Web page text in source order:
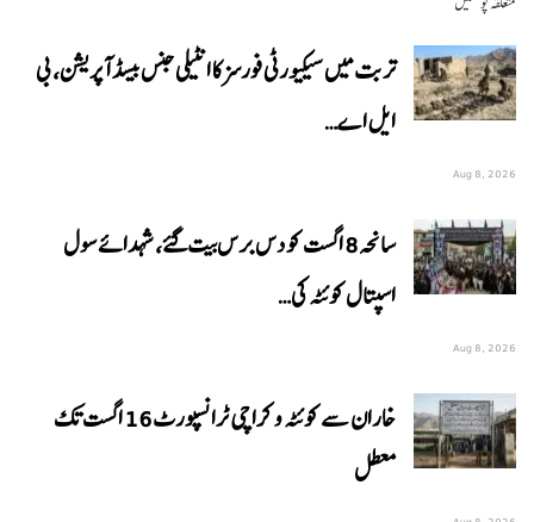
تربت میں سیکیورٹی فورسز کا انٹیلی جنس بیسڈ آپریشن، بی
ایل اے…
Aug 8, 2026
سانحہ 8 اگست کو دس برس بیت گئے، شہدائے سول
اسپتال کوئٹہ کی…
Aug 8, 2026
خاران سے کوئٹہ و کراچی ٹرانسپورٹ 16 اگست تک
معطل